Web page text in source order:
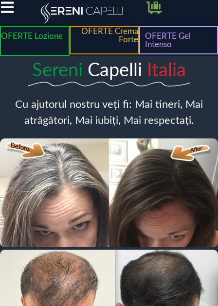
OFERTE Lozione
OFERTE Crema
Forte
OFERTE Gel
Intenso
Sereni Capelli Italia
Cu ajutorul nostru veți fi: Mai tineri, Mai
atrăgători, Mai iubiți, Mai respectați.